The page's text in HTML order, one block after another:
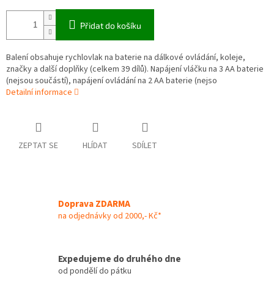
Přidat do košíku
Balení obsahuje rychlovlak na baterie na dálkové ovládání, koleje,
značky a další doplňky (celkem 39 dílů). Napájení vláčku na 3 AA baterie
(nejsou součástí), napájení ovládání na 2 AA baterie (nejso
Detailní informace
ZEPTAT SE HLÍDAT SDÍLET
Doprava ZDARMA
na odjednávky od 2000,- Kč*
Expedujeme do druhého dne
od pondělí do pátku